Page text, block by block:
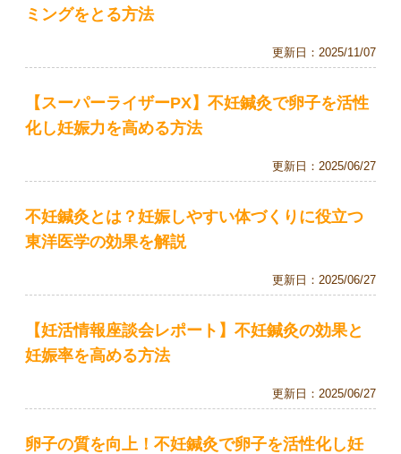
ミングをとる方法
更新日： 2025/11/07
【スーパーライザーPX】不妊鍼灸で卵子を活性
化し妊娠力を高める方法
更新日： 2025/06/27
不妊鍼灸とは？妊娠しやすい体づくりに役立つ
東洋医学の効果を解説
更新日： 2025/06/27
【妊活情報座談会レポート】不妊鍼灸の効果と
妊娠率を高める方法
更新日： 2025/06/27
卵子の質を向上！不妊鍼灸で卵子を活性化し妊